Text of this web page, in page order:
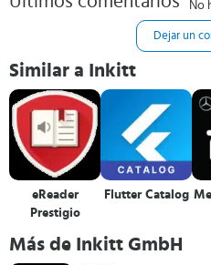
No
Dejar un
Similar a Inkitt
eReader
Prestigio
Flutter Catalog
Más de Inkitt GmbH